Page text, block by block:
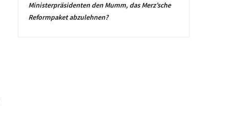
Ministerpräsidenten den Mumm, das Merz’sche
Reformpaket abzulehnen?